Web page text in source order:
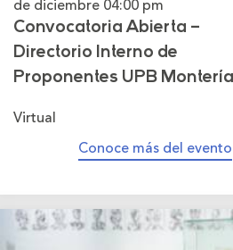
de diciembre 04:00 pm
Convocatoria Abierta –
Directorio Interno de
Proponentes UPB Montería
Virtual
Conoce más del evento